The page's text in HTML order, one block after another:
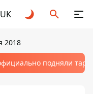
UK
2018
подняли